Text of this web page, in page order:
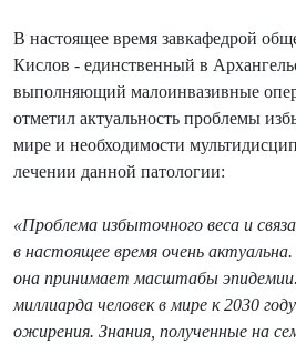
В настоящее время завкафедрой
Кислов - единственный в
выполняющий малоинвазивные
отметил актуальность проблемы
мире и необходимости
лечении данной патологии:
«Проблема избыточного веса и
в настоящее время очень
она принимает масштабы
миллиарда человек в мире к 2030
ожирения. Знания, полученные на